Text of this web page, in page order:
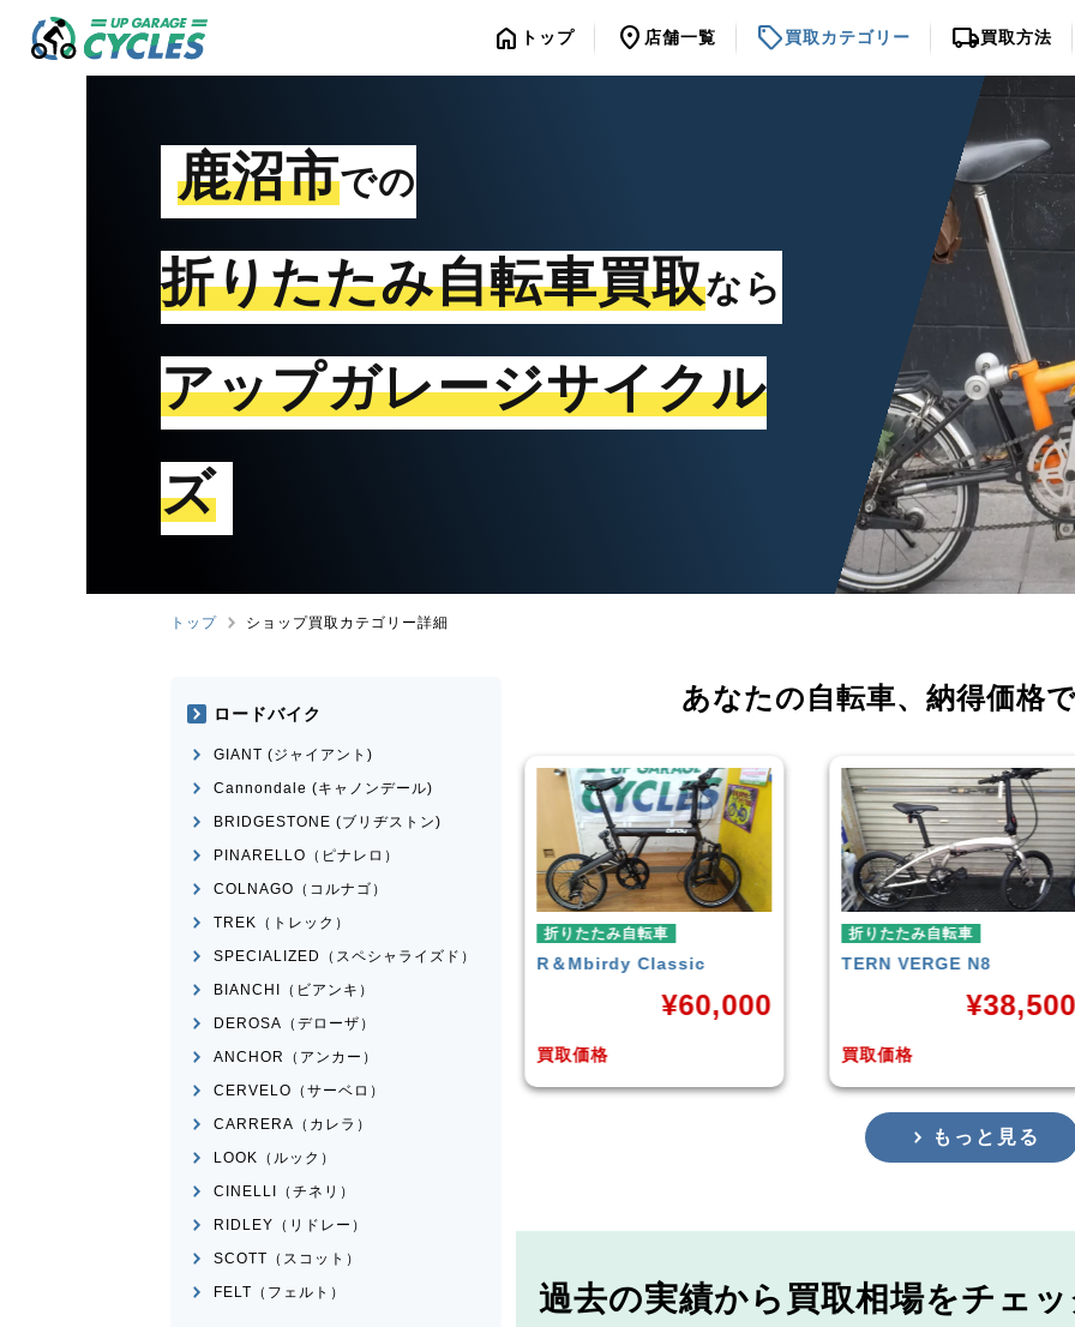
home トップ location_on 店舗一覧 sell買取カテゴリー local_shipping買取方法
鹿沼市での
折りたたみ自転車買取なら
アップガレージサイクル
ズ
トップ ショップ買取カテゴリー詳細
あなたの自転車、 納得価格
折りたたみ自転車
R＆Mbirdy Classic
買取価格
¥
折りたたみ自転車
TERNVERGE N8
買取価格
¥38,500
折りたたみ自転車
RENAULTLIGHT-8 AL-
買取価格
¥
もっと見る
過去の実績から 買取相場をチェ
ロードバイク
GIANT (ジャイアント)
Cannondale (キャノンデール)
BRIDGESTONE (ブリヂストン)
PINARELLO（ピナレロ）
COLNAGO（コルナゴ）
TREK（トレック）
SPECIALIZED（スペシャライズド）
BIANCHI（ビアンキ）
DEROSA（デローザ）
ANCHOR（アンカー）
CERVELO（サーベロ）
CARRERA（カレラ）
LOOK（ルック）
CINELLI（チネリ）
RIDLEY（リドレー）
SCOTT（スコット）
FELT（フェルト）